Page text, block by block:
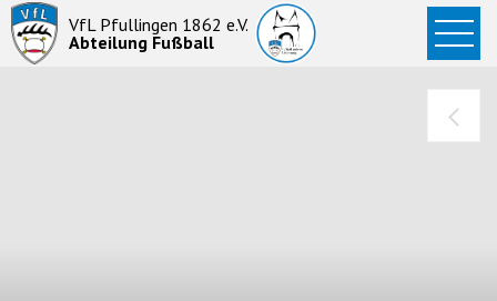
VfL Pfullingen 1862 e.V.
Abteilung Fußball
Startseite
News